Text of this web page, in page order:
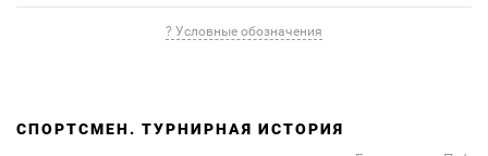
? Условные обозначения
СПОРТСМЕН. ТУРНИРНАЯ ИСТОРИЯ